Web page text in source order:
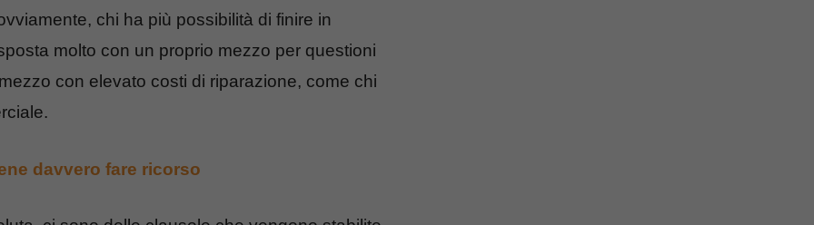
chi ha più possibilità di finire in
molto con un proprio mezzo per questioni
con elevato costi di riparazione, come chi
davvero fare ricorso